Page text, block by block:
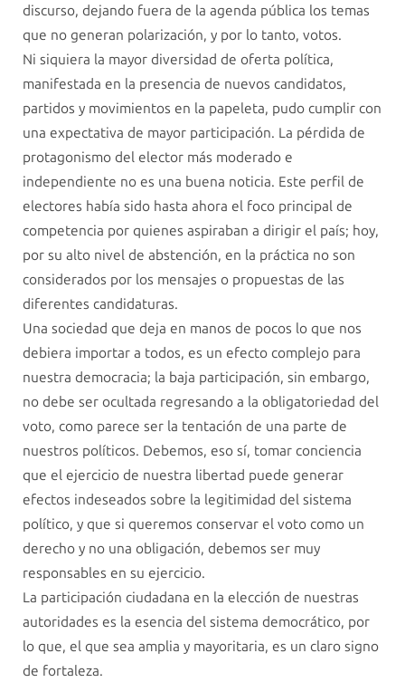
discurso, dejando fuera de la agenda pública los temas
que no generan polarización, y por lo tanto, votos.
Ni siquiera la mayor diversidad de oferta política,
manifestada en la presencia de nuevos candidatos,
partidos y movimientos en la papeleta, pudo cumplir con
una expectativa de mayor participación. La pérdida de
protagonismo del elector más moderado e
independiente no es una buena noticia. Este perfil de
electores había sido hasta ahora el foco principal de
competencia por quienes aspiraban a dirigir el país; hoy,
por su alto nivel de abstención, en la práctica no son
considerados por los mensajes o propuestas de las
diferentes candidaturas.
Una sociedad que deja en manos de pocos lo que nos
debiera importar a todos, es un efecto complejo para
nuestra democracia; la baja participación, sin embargo,
no debe ser ocultada regresando a la obligatoriedad del
voto, como parece ser la tentación de una parte de
nuestros políticos. Debemos, eso sí, tomar conciencia
que el ejercicio de nuestra libertad puede generar
efectos indeseados sobre la legitimidad del sistema
político, y que si queremos conservar el voto como un
derecho y no una obligación, debemos ser muy
responsables en su ejercicio.
La participación ciudadana en la elección de nuestras
autoridades es la esencia del sistema democrático, por
lo que, el que sea amplia y mayoritaria, es un claro signo
de fortaleza.